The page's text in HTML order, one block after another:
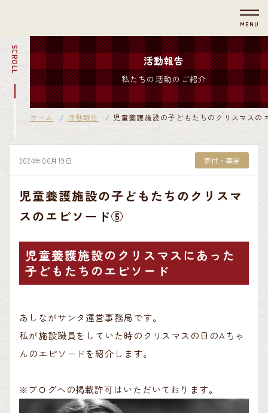
MENU
SCROLL 活動報告
私たちの活動のご紹介
ホーム 活動報告 児童養護施設の子どもたちのクリスマス
2024年06月19日 寄付・募金
児童養護施設の子どもたちのクリスマ
スのエピソード⑤
児童養護施設のクリスマスにあった
子どもたちのエピソード
あしながサンタ運営事務局です。
私が施設職員をしていた時のクリスマスの日のAちゃ
んのエピソードを紹介します。
※ブログへの掲載許可はいただいております。